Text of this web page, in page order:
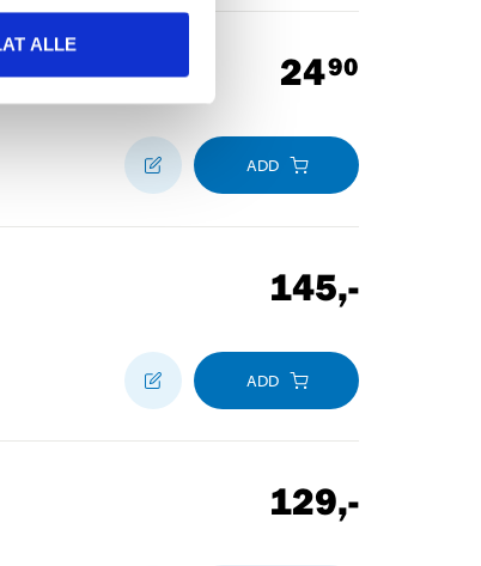
ALLE
2490
ADD
145,-
ADD
129,-